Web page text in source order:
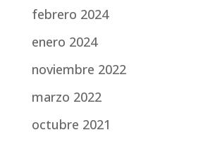
febrero 2024
enero 2024
noviembre 2022
marzo 2022
octubre 2021